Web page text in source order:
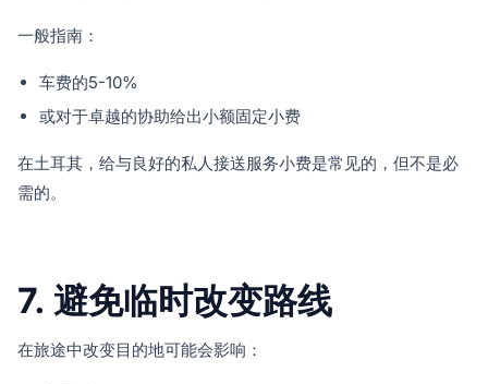
一般指南：
车费的5-10%
或对于卓越的协助给出小额固定小费
在土耳其，给与良好的私人接送服务小费是常见的，但不是必
需的。
7. 避免临时改变路线
在旅途中改变目的地可能会影响：